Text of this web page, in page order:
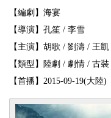
【編劇】海宴
【導演】孔笙 / 李雪
【主演】胡歌 / 劉濤 / 王
【類型】陸劇 / 劇情 / 古裝
【首播】2015-09-19(大陸)